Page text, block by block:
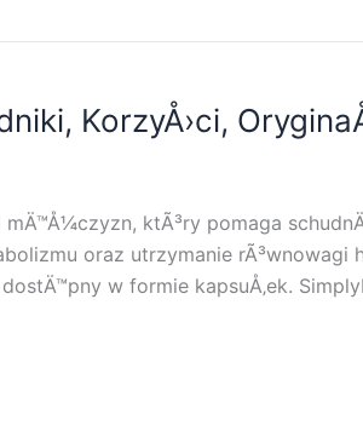
KorzyÅ›ci,
ktÃ³ry pomaga
oraz utrzymanie rÃ³wnowagi
w formie kapsuÅ‚ek.